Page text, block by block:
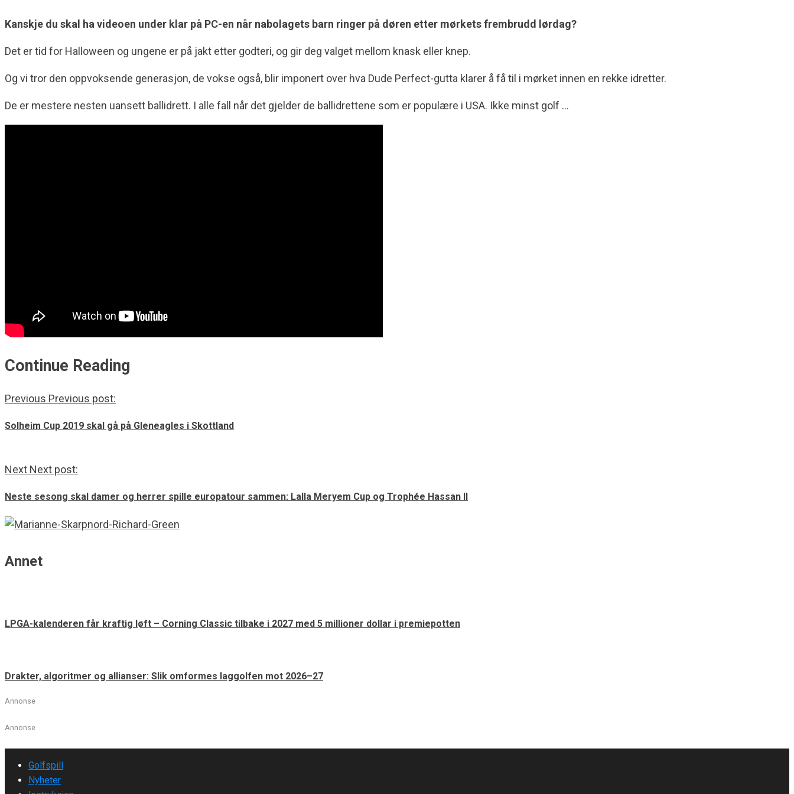
Kanskje du skal ha videoen under klar på PC-en når nabolagets barn ringer på døren etter mørkets frembrudd lørdag?
Det er tid for Halloween og ungene er på jakt etter godteri, og gir deg valget mellom knask eller knep.
Og vi tror den oppvoksende generasjon, de vokse også, blir imponert over hva Dude Perfect-gutta klarer å få til i mørket innen en rekke idretter.
De er mestere nesten uansett ballidrett. I alle fall når det gjelder de ballidrettene som er populære i USA. Ikke minst golf …
Continue Reading
Previous Previous post:
Solheim Cup 2019 skal gå på Gleneagles i Skottland
Next Next post:
Neste sesong skal damer og herrer spille europatour sammen: Lalla Meryem Cup og Trophée Hassan II
Annet
LPGA-kalenderen får kraftig løft – Corning Classic tilbake i 2027 med 5 millioner dollar i premiepotten
Drakter, algoritmer og allianser: Slik omformes laggolfen mot 2026–27
Annonse
Annonse
Golfspill
Nyheter